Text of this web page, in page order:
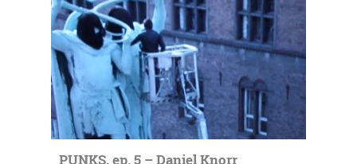
PUNKS, ep. 5 – Daniel Knorr